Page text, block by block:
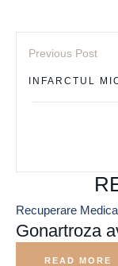
Previous Post
INFARCTUL
Recuperare
Gonartroza
READ MORE